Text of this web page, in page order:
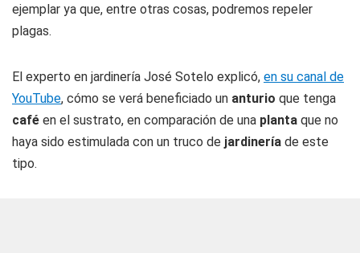
ejemplar ya que, entre otras cosas, podremos repeler
plagas.
El experto en jardinería José Sotelo explicó, en su canal de
YouTube, cómo se verá beneficiado un anturio que tenga
café en el sustrato, en comparación de una planta que no
haya sido estimulada con un truco de jardinería de este
tipo.